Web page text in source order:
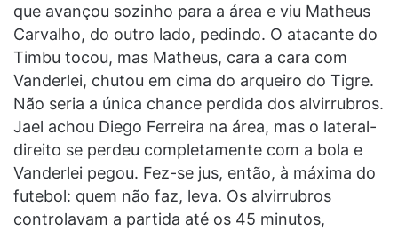
que avançou sozinho para a área e viu Matheus
Carvalho, do outro lado, pedindo. O atacante do
Timbu tocou, mas Matheus, cara a cara com
Vanderlei, chutou em cima do arqueiro do Tigre.
Não seria a única chance perdida dos alvirrubros.
Jael achou Diego Ferreira na área, mas o lateral-
direito se perdeu completamente com a bola e
Vanderlei pegou. Fez-se jus, então, à máxima do
futebol: quem não faz, leva. Os alvirrubros
controlavam a partida até os 45 minutos,